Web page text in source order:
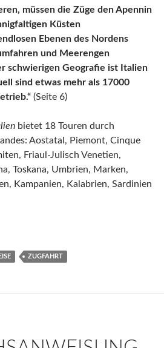
müssen die Züge den Apennin
Küsten
Ebenen des Nordens
und Meerengen
schwierigen Geografie ist Italien
sind etwas mehr als 17000
(Seite 6)
bietet 18 Touren durch
Aostatal, Piemont, Cinque
Friaul-Julisch Venetien,
Toskana, Umbrien, Marken,
Kampanien, Kalabrien, Sardinien
ZUGFAHRT